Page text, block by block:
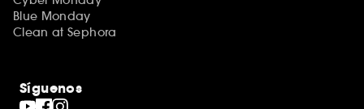
Blue Monday
Clean at Sephora
Síguenos